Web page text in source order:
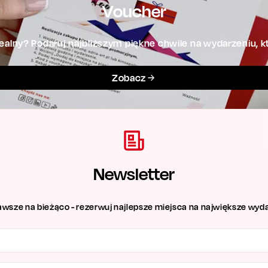
Voucher
Podaruj najbliższym piękne chwile na wydarzeniu,
Zobacz
Newsletter
na bieżąco - rezerwuj najlepsze miejsca na największe